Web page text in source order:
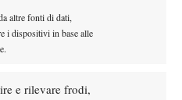
altre fonti di dati,
i dispositivi in base alle
e rilevare frodi,